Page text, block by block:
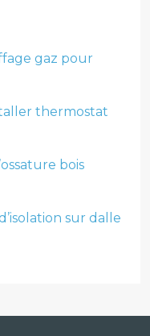
gaz pour
thermostat
bois
sur dalle